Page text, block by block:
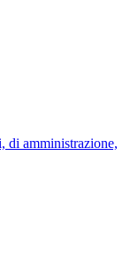
di amministrazione,